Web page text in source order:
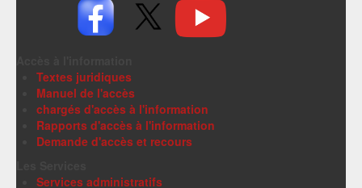
Textes juridiques
Manuel de l'accès
chargés d'accès à l'information
Rapports d'accès à l'information
Demande d'accès et recours
Services administratifs